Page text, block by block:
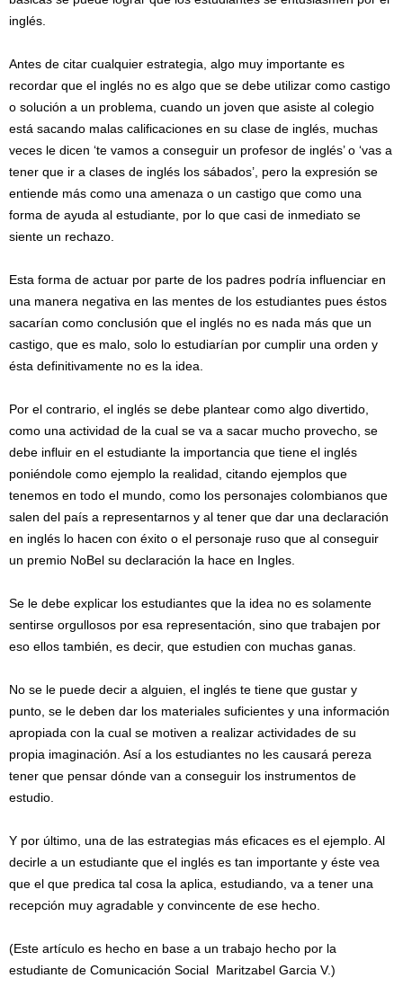
inglés.
Antes de citar cualquier estrategia, algo muy importante es
recordar que el inglés no es algo que se debe utilizar como castigo
o solución a un problema, cuando un joven que asiste al colegio
está sacando malas calificaciones en su clase de inglés, muchas
veces le dicen ‘te vamos a conseguir un profesor de inglés’ o ‘vas a
tener que ir a clases de inglés los sábados’, pero la expresión se
entiende más como una amenaza o un castigo que como una
forma de ayuda al estudiante, por lo que casi de inmediato se
siente un rechazo.
Esta forma de actuar por parte de los padres podría influenciar en
una manera negativa en las mentes de los estudiantes pues éstos
sacarían como conclusión que el inglés no es nada más que un
castigo, que es malo, solo lo estudiarían por cumplir una orden y
ésta definitivamente no es la idea.
Por el contrario, el inglés se debe plantear como algo divertido,
como una actividad de la cual se va a sacar mucho provecho, se
debe influir en el estudiante la importancia que tiene el inglés
poniéndole como ejemplo la realidad, citando ejemplos que
tenemos en todo el mundo, como los personajes colombianos que
salen del país a representarnos y al tener que dar una declaración
en inglés lo hacen con éxito o el personaje ruso que al conseguir
un premio NoBel su declaración la hace en Ingles.
Se le debe explicar los estudiantes que la idea no es solamente
sentirse orgullosos por esa representación, sino que trabajen por
eso ellos también, es decir, que estudien con muchas ganas.
No se le puede decir a alguien, el inglés te tiene que gustar y
punto, se le deben dar los materiales suficientes y una información
apropiada con la cual se motiven a realizar actividades de su
propia imaginación. Así a los estudiantes no les causará pereza
tener que pensar dónde van a conseguir los instrumentos de
estudio.
Y por último, una de las estrategias más eficaces es el ejemplo. Al
decirle a un estudiante que el inglés es tan importante y éste vea
que el que predica tal cosa la aplica, estudiando, va a tener una
recepción muy agradable y convincente de ese hecho.
(Este artículo es hecho en base a un trabajo hecho por la
estudiante de Comunicación Social Maritzabel Garcia V.)